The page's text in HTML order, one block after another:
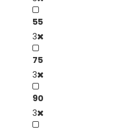
55
3
75
3
90
3